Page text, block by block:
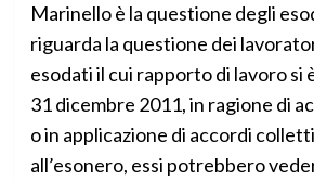
Marinello è la questione degli
riguarda la questione dei
esodati il cui rapporto di lavoro si
31 dicembre 2011, in ragione di
o in applicazione di accordi
all’esonero, essi potrebbero